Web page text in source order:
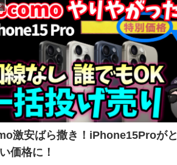
激安ばら撒き！iPhone15Proが
価格に！